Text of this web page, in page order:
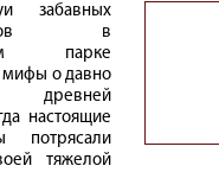
забавных
в
парке
о давно
древней
настоящие
потрясали
тяжелой